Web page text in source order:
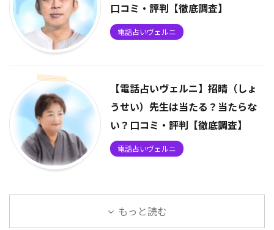
口コミ・評判【徹底調査】
電話占いヴェルニ
【電話占いヴェルニ】招晴（しょ
うせい）先生は当たる？当たらな
い？口コミ・評判【徹底調査】
電話占いヴェルニ
もっと読む